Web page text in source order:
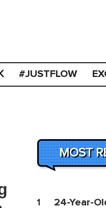
#JUSTFLOW
MOST
1
24-Year-